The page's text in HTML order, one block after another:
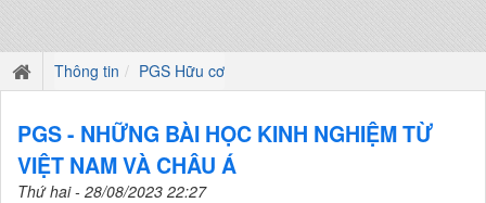
Thông tin PGS Hữu cơ
PGS - NHỮNG BÀI HỌC KINH NGHIỆM TỪ
VIỆT NAM VÀ CHÂU Á
Thứ hai - 28/08/2023 22:27